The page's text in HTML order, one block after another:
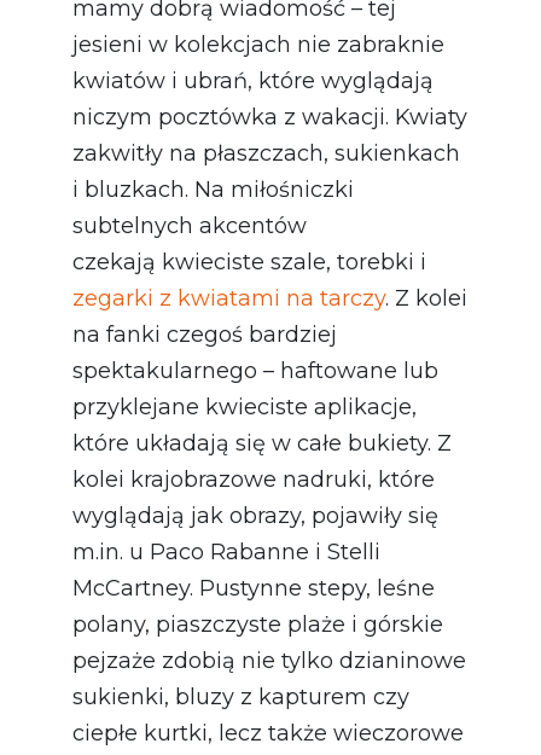
mamy dobrą wiadomość – tej
jesieni w kolekcjach nie zabraknie
kwiatów i ubrań, które wyglądają
niczym pocztówka z wakacji. Kwiaty
zakwitły na płaszczach, sukienkach
i bluzkach. Na miłośniczki
subtelnych akcentów
czekają kwieciste szale, torebki i
zegarki z kwiatami na tarczy. Z kolei
na fanki czegoś bardziej
spektakularnego – haftowane lub
przyklejane kwieciste aplikacje,
które układają się w całe bukiety. Z
kolei krajobrazowe nadruki, które
wyglądają jak obrazy, pojawiły się
m.in. u Paco Rabanne i Stelli
McCartney. Pustynne stepy, leśne
polany, piaszczyste plaże i górskie
pejzaże zdobią nie tylko dzianinowe
sukienki, bluzy z kapturem czy
ciepłe kurtki, lecz także wieczorowe